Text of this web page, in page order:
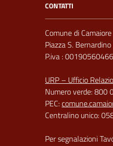
CONTATTI
Comune di Camaiore
Piazza S.
P.iva : 00190560466
URP – Ufficio
Numero verde: 800
PEC:
Centralino unico:
Per segnalazioni